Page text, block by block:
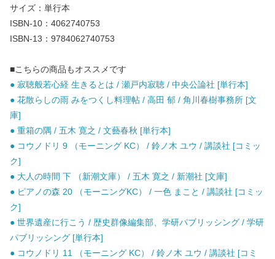
サイズ：単行本
ISBN-10：4062740753
ISBN-13：9784062740753
■こちらの商品もオススメです
● 寂聴般若心経 生きるとは / 瀬戸内寂聴 / 中央公論社 [単行本]
● 花散らしの雨 みをつくし料理帖 / 高田 郁 / 角川春樹事務所 [文
庫]
● 重箱の隅 / 五木 寛之 / 文藝春秋 [単行本]
● コウノドリ 9 （モーニング KC） / 鈴ノ木 ユウ / 講談社 [コミッ
ク]
● 大人の時間 下 （新潮文庫） / 五木 寛之 / 新潮社 [文庫]
● ピアノの森 20 （モーニングKC） / 一色 まこと / 講談社 [コミッ
ク]
● 世界遺産に行こう / 歴史群像編集部、学研パブリッシング / 学研
パブリッシング [単行本]
● コウノドリ 11 （モーニング KC） / 鈴ノ木 ユウ / 講談社 [コミ